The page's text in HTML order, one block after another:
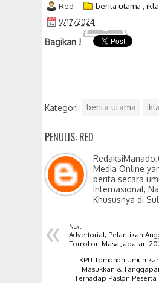
Red berita utama
9/17/2024
Bagikan !
Kategori: berita utama
PENULIS: RED
Media Online
berita secara
Internasional,
Khususnya di
« Next
Advertorial, Pelantikan
Tomohon Masa Jabatan
KPU Tomohon
Masukkan &
Terhadap Paslon